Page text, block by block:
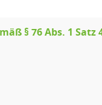
§ 76 Abs. 1 Satz